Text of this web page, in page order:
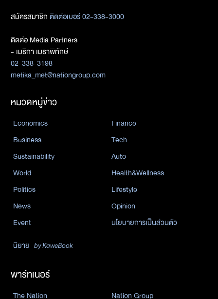
สมัครสมาชิกติดต่อเบอร์ 02-338-3000
ติดต่อ Media Partners
- เมธิกา เมธาพิทักษ์
02-338-3198
metika_met@nationgroup.com
หมวดหมู่ข่าว
Economics
Finance
Business
Tech
Sustainability
Auto
World
Health&Wellness
Politics
Lifestyle
News
Opinion
Event
นโยบายการเป็นส่วนตัว
นิยาย by KaweBook
พาร์ทเนอร์
The Nation Nation Group